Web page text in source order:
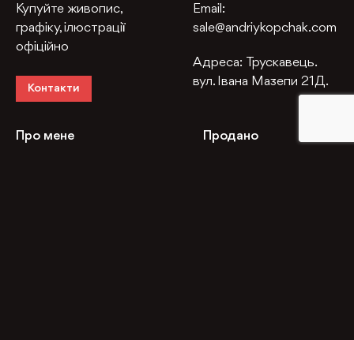
Купуйте живопис,
графіку, ілюстрації
офіційно
Контакти
Email:
sale@andriykopchak.com
Адреса:
Трускавець.
вул. Івана Мазепи 21Д.
Про мене Продано